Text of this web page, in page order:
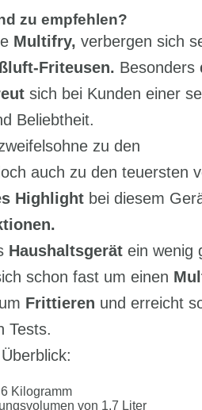
zu empfehlen?
Multifry, verbergen sich
Friteusen. Besonders
sich bei Kunden einer
Beliebtheit.
zu den
auch zu den teuersten
Highlight bei diesem
Haushaltsgerät ein wenig
schon fast um einen
Frittieren und erreicht
Tests.
Kilogramm
von 1,7 Liter